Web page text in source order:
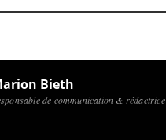
Bieth
de communication & rédactrice